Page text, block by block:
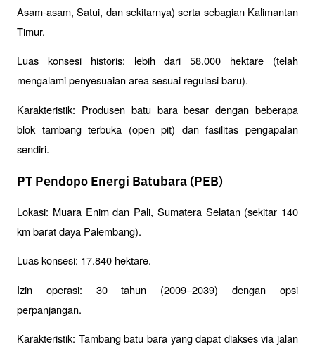
Asam-asam, Satui, dan sekitarnya) serta sebagian Kalimantan
Timur.
Luas konsesi historis: lebih dari 58.000 hektare (telah
mengalami penyesuaian area sesuai regulasi baru).
Karakteristik: Produsen batu bara besar dengan beberapa
blok tambang terbuka (open pit) dan fasilitas pengapalan
sendiri.
PT Pendopo Energi Batubara (PEB)
Lokasi: Muara Enim dan Pali, Sumatera Selatan (sekitar 140
km barat daya Palembang).
Luas konsesi: 17.840 hektare.
Izin operasi: 30 tahun (2009–2039) dengan opsi
perpanjangan.
Karakteristik: Tambang batu bara yang dapat diakses via jalan